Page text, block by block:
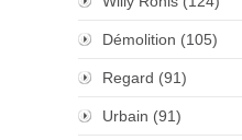
Démolition (105)
Regard (91)
Urbain (91)